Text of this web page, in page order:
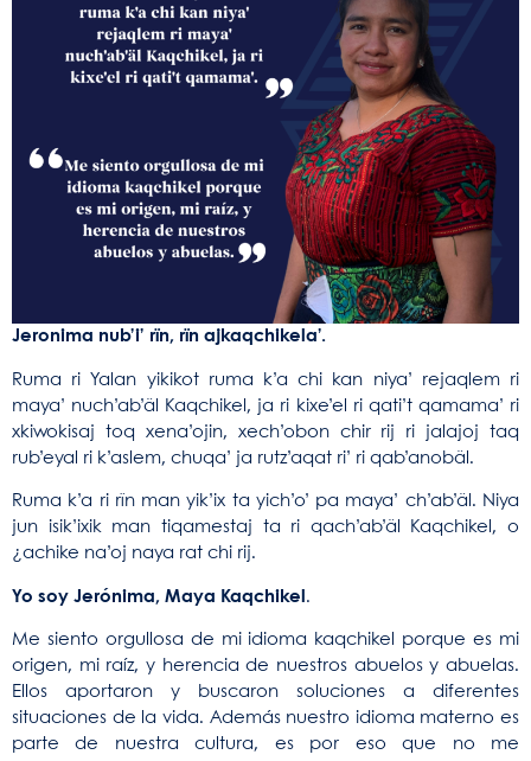
Jeronima nub’i’ rïn, rïn ajkaqchikela’.
Ruma ri Yalan yikikot ruma k’a chi kan niya’ rejaqlem ri
maya’ nuch’ab’äl Kaqchikel, ja ri kixe’el ri qati’t qamama’ ri
xkiwokisaj toq xena’ojin, xech’obon chir rij ri jalajoj taq
rub’eyal ri k’aslem, chuqa’ ja rutz’aqat ri’ ri qab’anobäl.
Ruma k’a ri rïn man yik’ix ta yich’o’ pa maya’ ch’ab’äl. Niya
jun isik’ixik man tiqamestaj ta ri qach’ab’äl Kaqchikel, o
¿achike na’oj naya rat chi rij.
Yo soy Jerónima, Maya Kaqchikel .
Me siento orgullosa de mi idioma kaqchikel porque es mi
origen, mi raíz, y herencia de nuestros abuelos y abuelas.
Ellos aportaron y buscaron soluciones a diferentes
situaciones de la vida. Además nuestro idioma materno es
parte de nuestra cultura, es por eso que no me